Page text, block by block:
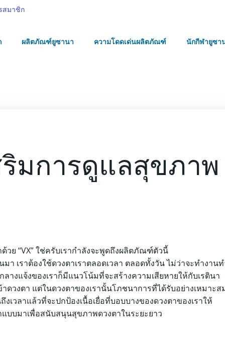
สมาชิก
ผลิตภัณฑ์ยูซานา ความโดดเด่นผลิตภัณฑ์ นักกีฬายูซา
ริมการดูแลสุขภาพ
วย “VX” ใช่ครับเรากำลังจะพูดถึงผลิตภัณฑ์ตัวนี้
เราต้องใช้ดวงตาเราตลอดเวลา ตลอดทั้งวัน ไม่ว่าจะทำงาน
างแจ้งของเราก็มีแนวโน้มที่จะสร้างความเสียหายให้กับเรตินา
ดวงตา แต่ในดวงตาของเรานั้นโภชนาการที่ได้รับอย่างเหมาะส
เวลาแล้วที่จะปกป้องเนื้อเยื่อที่บอบบางของดวงตาของเราให้
บบมาเพื่อสนับสนุนสุขภาพดวงตาในระยะยาว